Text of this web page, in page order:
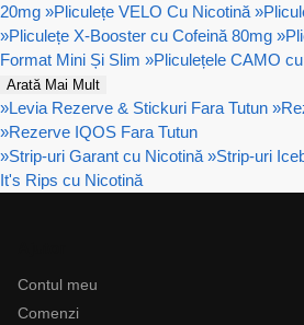
20mg »Pliculețe VELO Cu Nicotină »
»Pliculețe X-Booster cu Cofeină 80mg »
Format Mini Și Slim »Pliculețele CAMO
Arată Mai Mult
»Levia Rezerve & Stickuri Fara Tutun »
»Rezerve IQOS Fara Tutun
»Strip-uri Garant cu Nicotină »Strip-uri
It's Rips cu Nicotină
Contul meu
Comenzi